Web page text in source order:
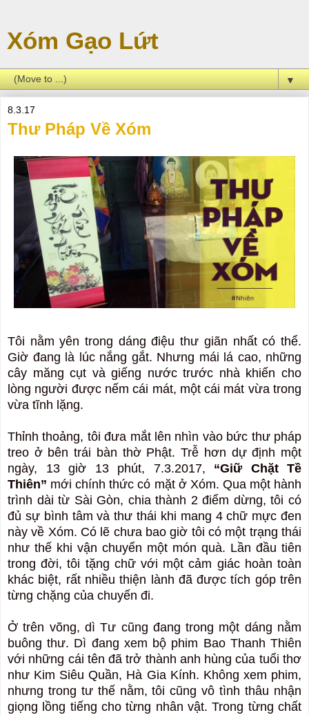
Xóm Gạo Lứt
▼
8.3.17
Thư Pháp Về Xóm
Tôi nằm yên trong dáng điệu thư giãn nhất có thể.
Giờ đang là lúc nắng gắt. Nhưng mái lá cao, những
cây măng cụt và giếng nước trước nhà khiến cho
lòng người được nếm cái mát, một cái mát vừa trong
vừa tĩnh lặng.
Thỉnh thoảng, tôi đưa mắt lên nhìn vào bức thư pháp
treo ở bên trái bàn thờ Phật. Trễ hơn dự định một
ngày, 13 giờ 13 phút, 7.3.2017, “Giữ Chặt Tề
Thiên” mới chính thức có mặt ở Xóm. Qua một hành
trình dài từ Sài Gòn, chia thành 2 điểm dừng, tôi có
đủ sự bình tâm và thư thái khi mang 4 chữ mực đen
này về Xóm. Có lẽ chưa bao giờ tôi có một trạng thái
như thế khi vận chuyển một món quà. Lần đầu tiên
trong đời, tôi tặng chữ với một cảm giác hoàn toàn
khác biệt, rất nhiều thiện lành đã được tích góp trên
từng chặng của chuyến đi.
Ở trên võng, dì Tư cũng đang trong một dáng nằm
buông thư. Dì đang xem bộ phim Bao Thanh Thiên
với những cái tên đã trở thành anh hùng của tuổi thơ
như Kim Siêu Quần, Hà Gia Kính. Không xem phim,
nhưng trong tư thế nằm, tôi cũng vô tình thâu nhận
giọng lồng tiếng cho từng nhân vật. Trong từng chất